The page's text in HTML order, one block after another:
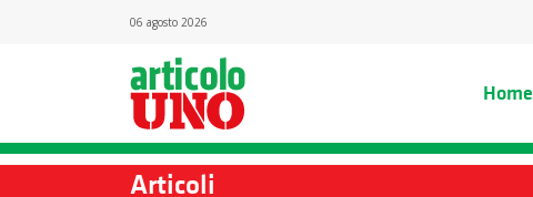
06 agosto 2026
Home
Articoli